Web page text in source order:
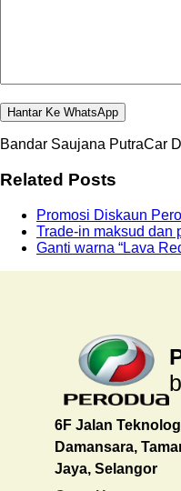
Alternative:
Bandar Saujana PutraCar
Related Posts
Promosi Diskaun
Trade-in maksud dan
Ganti warna “Lava
6F Jalan
Damansara,
Jaya, Selangor